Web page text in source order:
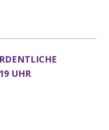
M
UHR